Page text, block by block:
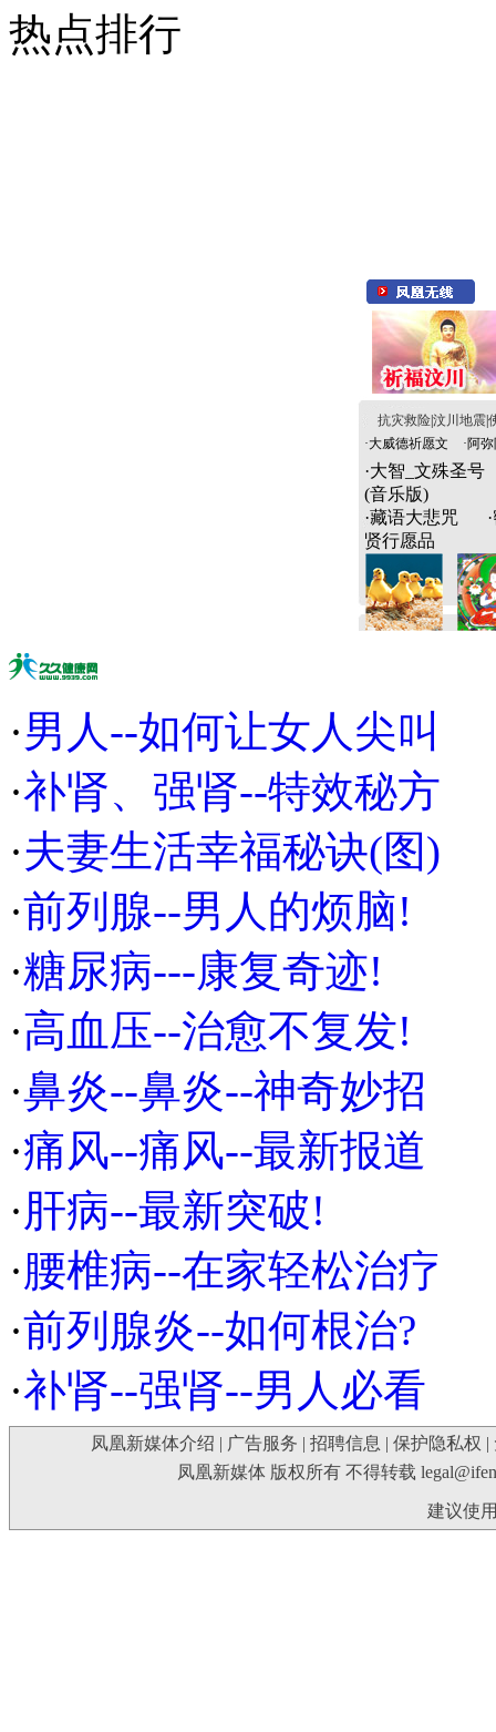
热点排行
抗灾救险汶川地震
·大威德祈愿文 ·阿
·大智_文殊圣号
(音乐版)
·藏语大悲咒 ·
贤行愿品
·男人--如何让女人尖叫
·补肾、强肾--特效秘方
·夫妻生活幸福秘诀(图)
·前列腺--男人的烦脑!
·糖尿病---康复奇迹!
·高血压--治愈不复发!
·鼻炎--鼻炎--神奇妙招
·痛风--痛风--最新报道
·肝病--最新突破!
·腰椎病--在家轻松治疗
·前列腺炎--如何根治?
·补肾--强肾--男人必看
凤凰新媒体介绍 | 广告服务 | 招聘信息 | 保护隐私权 |
凤凰新媒体 版权所有 不得转载
建议使